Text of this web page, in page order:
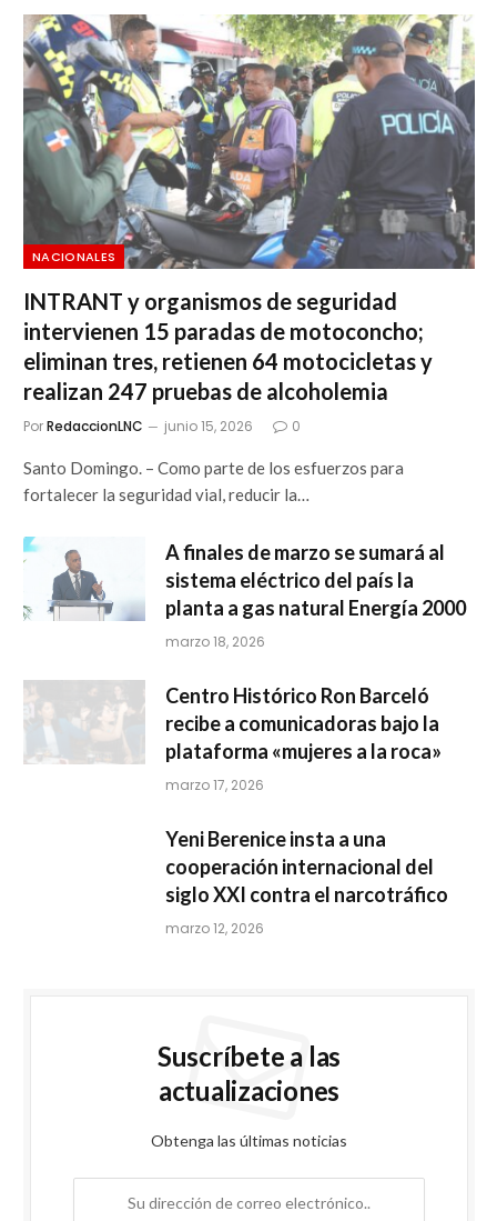
NACIONALES
INTRANT y organismos de seguridad
intervienen 15 paradas de motoconcho;
eliminan tres, retienen 64 motocicletas y
realizan 247 pruebas de alcoholemia
PorRedaccionLNC junio 15, 2026 0
Santo Domingo. – Como parte de los esfuerzos para
fortalecer la seguridad vial, reducir la…
A finales de marzo se sumará al
sistema eléctrico del país la
planta a gas natural Energía 2000
marzo 18, 2026
Centro Histórico Ron Barceló
recibe a comunicadoras bajo la
plataforma «mujeres a la roca»
marzo 17, 2026
Yeni Berenice insta a una
cooperación internacional del
siglo XXI contra el narcotráfico
marzo 12, 2026
Suscríbete a las
actualizaciones
Obtenga las últimas noticias